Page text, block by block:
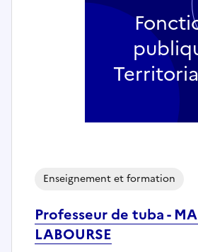
Professeur de tuba -
LABOURSE
Enseignement et formation